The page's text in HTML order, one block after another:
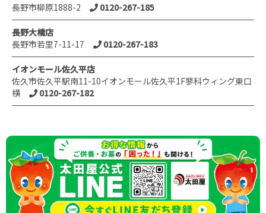
長野市柳原1888-2
0120-267-185
長野大橋店
長野市若里7-11-17
0120-267-183
イオンモール佐久平店
佐久市佐久平駅南11-10イオンモール佐久平1F蓼科ウィング東口
横
0120-267-182